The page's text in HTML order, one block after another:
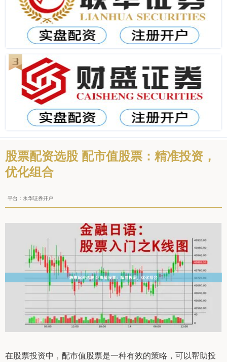
股票配资选股 配市值股票：精准投资，
优化组合
平台：永华证券开户
在股票投资中，配市值股票是一种有效的策略，可以帮助投